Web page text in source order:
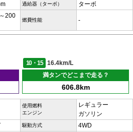
過給器（ターボ） ターボ
200
燃費性能 -
10・15
16.4km/L
満タンでどこまで走る？
606.8km
使用燃料
エンジン
レギュラー
ガソリン
駆動方式 4WD